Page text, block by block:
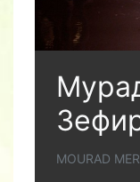
MOURAD